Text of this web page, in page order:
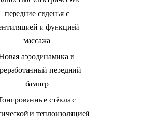
передние сиденья с
и функцией
массажа
аэродинамика и
передний
бампер
стёкла с
и теплоизоляцией